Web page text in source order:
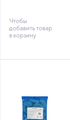
Чтобы
добавить товар
в корзину